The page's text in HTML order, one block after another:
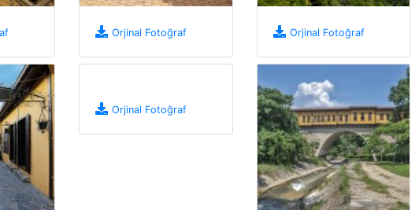
Orjinal Fotoğraf Orjinal Fotoğraf
Orjinal Fotoğraf